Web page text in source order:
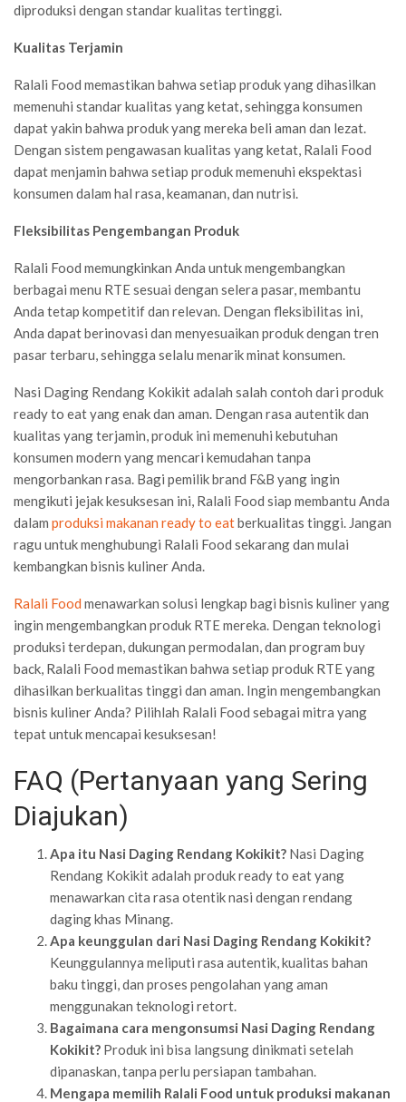
diproduksi dengan standar kualitas tertinggi.
Kualitas Terjamin
Ralali Food memastikan bahwa setiap produk yang dihasilkan
memenuhi standar kualitas yang ketat, sehingga konsumen
dapat yakin bahwa produk yang mereka beli aman dan lezat.
Dengan sistem pengawasan kualitas yang ketat, Ralali Food
dapat menjamin bahwa setiap produk memenuhi ekspektasi
konsumen dalam hal rasa, keamanan, dan nutrisi.
Fleksibilitas Pengembangan Produk
Ralali Food memungkinkan Anda untuk mengembangkan
berbagai menu RTE sesuai dengan selera pasar, membantu
Anda tetap kompetitif dan relevan. Dengan fleksibilitas ini,
Anda dapat berinovasi dan menyesuaikan produk dengan tren
pasar terbaru, sehingga selalu menarik minat konsumen.
Nasi Daging Rendang Kokikit adalah salah contoh dari produk
ready to eat yang enak dan aman. Dengan rasa autentik dan
kualitas yang terjamin, produk ini memenuhi kebutuhan
konsumen modern yang mencari kemudahan tanpa
mengorbankan rasa. Bagi pemilik brand F&B yang ingin
mengikuti jejak kesuksesan ini, Ralali Food siap membantu Anda
dalam produksi makanan ready to eatberkualitas tinggi. Jangan
ragu untuk menghubungi Ralali Food sekarang dan mulai
kembangkan bisnis kuliner Anda.
Ralali Food menawarkan solusi lengkap bagi bisnis kuliner yang
ingin mengembangkan produk RTE mereka. Dengan teknologi
produksi terdepan, dukungan permodalan, dan program buy
back, Ralali Food memastikan bahwa setiap produk RTE yang
dihasilkan berkualitas tinggi dan aman. Ingin mengembangkan
bisnis kuliner Anda? Pilihlah Ralali Food sebagai mitra yang
tepat untuk mencapai kesuksesan!
FAQ (Pertanyaan yang Sering
Diajukan)
Apa itu Nasi Daging Rendang Kokikit? Nasi Daging
Rendang Kokikit adalah produk ready to eat yang
menawarkan cita rasa otentik nasi dengan rendang
daging khas Minang.
Apa keunggulan dari Nasi Daging Rendang Kokikit?
Keunggulannya meliputi rasa autentik, kualitas bahan
baku tinggi, dan proses pengolahan yang aman
menggunakan teknologi retort.
Bagaimana cara mengonsumsi Nasi Daging Rendang
Kokikit? Produk ini bisa langsung dinikmati setelah
dipanaskan, tanpa perlu persiapan tambahan.
Mengapa memilih Ralali Food untuk produksi makanan